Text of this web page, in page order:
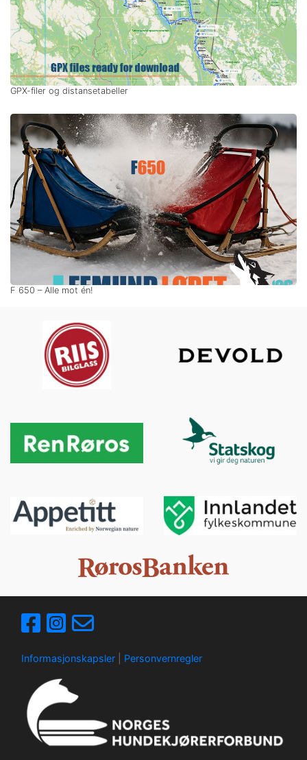
GPX-filer og distansetabeller
F 650 – Alle mot én!
Informasjonskapsler Personvernregler